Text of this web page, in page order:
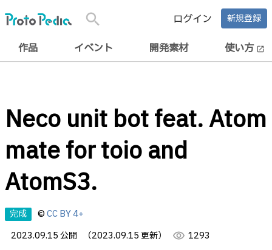
search ログイン 新規登録
作品 イベント 開発素材 使い方 open_in_new
Neco unit bot feat. Atom
mate for toio and
AtomS3.
完成 ©CC BY 4+
2023.09.15 公開
（2023.09.15 更新） visibility 1293